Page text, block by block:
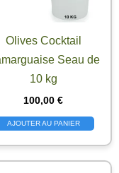
Olives Cocktail
Seau de
10 kg
100,00 €
AJOUTER AU PANIER